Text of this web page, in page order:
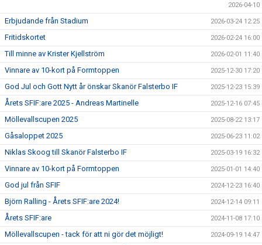
2026-04-10
Erbjudande från Stadium 2026-03-24 12:25
Fritidskortet 2026-02-24 16:00
Till minne av Krister Kjellström 2026-02-01 11:40
Vinnare av 10-kort på Formtoppen 2025-12-30 17:20
God Jul och Gott Nytt år önskar Skanör Falsterbo IF 2025-12-23 15:39
Årets SFIF:are 2025 - Andreas Martinelle 2025-12-16 07:45
Möllevallscupen 2025 2025-08-22 13:17
Gåsaloppet 2025 2025-06-23 11:02
Niklas Skoog till Skanör Falsterbo IF 2025-03-19 16:32
Vinnare av 10-kort på Formtoppen 2025-01-01 14:40
God jul från SFIF 2024-12-23 16:40
Björn Ralling - Årets SFIF:are 2024! 2024-12-14 09:11
Årets SFIF:are 2024-11-08 17:10
Möllevallscupen - tack för att ni gör det möjligt! 2024-09-19 14:47